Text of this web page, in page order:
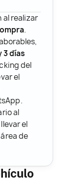
al realizar
.
3 días
del
el
al
el
de